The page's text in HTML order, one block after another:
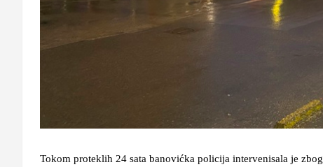
Tokom proteklih 24 sata banovićka policija intervenisala je